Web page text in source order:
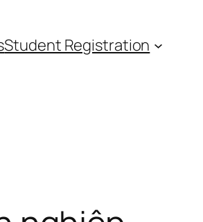
Student Registration